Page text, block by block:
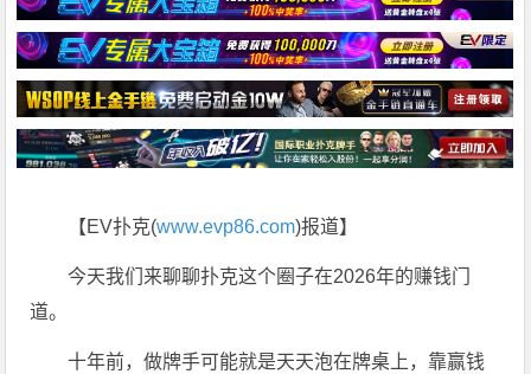
【EV扑克(www.evp86.com)报道】
今天我们来聊聊扑克这个圈子在2026年的赚钱门
道。
十年前，做牌手可能就是天天泡在牌桌上，靠赢钱